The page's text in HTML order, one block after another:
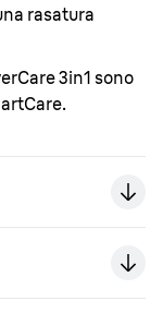
rasatura
3in1 sono